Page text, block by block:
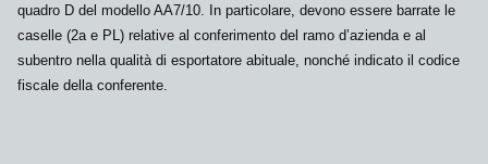
quadro D del modello AA7/10. In particolare, devono essere barrate le
caselle (2a e PL) relative al conferimento del ramo d’azienda e al
subentro nella qualità di esportatore abituale, nonché indicato il codice
fiscale della conferente.